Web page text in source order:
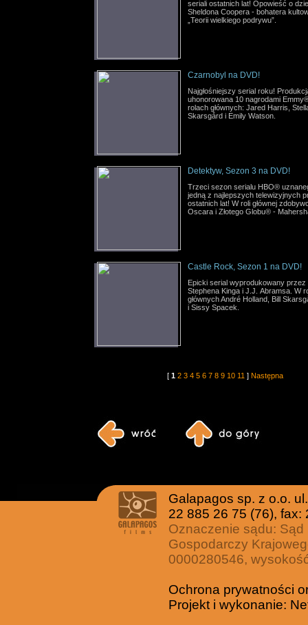
seriali ostatnich lat! Opowieść o
Sheldona Coopera - bohatera
„Teorii wielkiego podrywu”.
Czarnobyl na DVD!
Najgłośniejszy serial roku!
uhonorowana 10 nagrodami
rolach głównych: Jared Harris,
Skarsgård i Emily Watson.
Detektyw, Sezon 3 na DVD!
Trzeci sezon serialu HBO®
jedną z najlepszych telewizyjnych
ostatnich lat! W roli głównej
Oscara i Złotego Globu® -
Castle Rock, Sezon 1 na DVD!
Epicki serial wyprodukowany przez
Stephena Kinga i J.J. Abramsa. W
głównych André Holland, Bill
i Sissy Spacek.
[ 1 2 3 4 5 6 7 8 9 10 11 ] Następna
Galapagos sp. z o.o.
22 885 26 75 (76),
Oznaczenie sądu: Sąd
Gospodarczy
0000280546,
Ochrona prywatności
Projekt i wykonanie: